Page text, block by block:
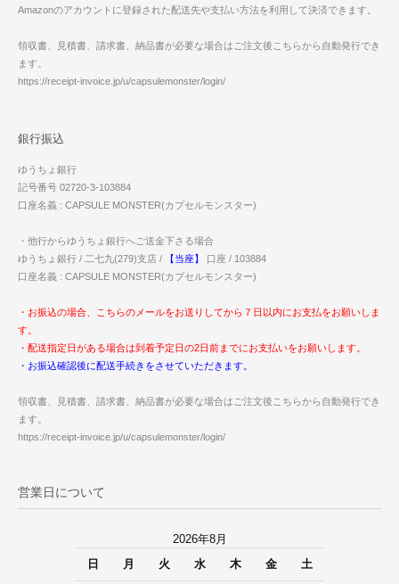
Amazonのアカウントに登録された配送先や支払い方法を利用して決済できます。
領収書、見積書、請求書、納品書が必要な場合はご注文後こちらから自動発行でき
ます。
https://receipt-invoice.jp/u/capsulemonster/login/
銀行振込
ゆうちょ銀行
記号番号 02720-3-103884
口座名義 : CAPSULE MONSTER(カプセルモンスター)
・他行からゆうちょ銀行へご送金下さる場合
ゆうちょ銀行 / 二七九(279)支店 /
【当座】 口座 / 103884
口座名義 : CAPSULE MONSTER(カプセルモンスター)
・お振込の場合、こちらのメールをお送りしてから７日以内にお支払をお願いしま
す。
・配送指定日がある場合は到着予定日の2日前までにお支払いをお願いします。
・お振込確認後に配送手続きをさせていただきます。
領収書、見積書、請求書、納品書が必要な場合はご注文後こちらから自動発行でき
ます。
https://receipt-invoice.jp/u/capsulemonster/login/
営業日について
2026年8月
日
月 火 水 木 金 土